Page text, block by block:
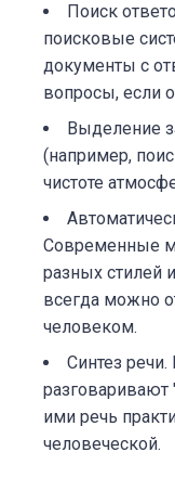
Поиск
поисковые
документы с
вопросы, если
Выделение
(например,
чистоте
Современные
разных стилей
всегда можно
человеком.
Синтез
разговаривают
ими речь
человеческой.